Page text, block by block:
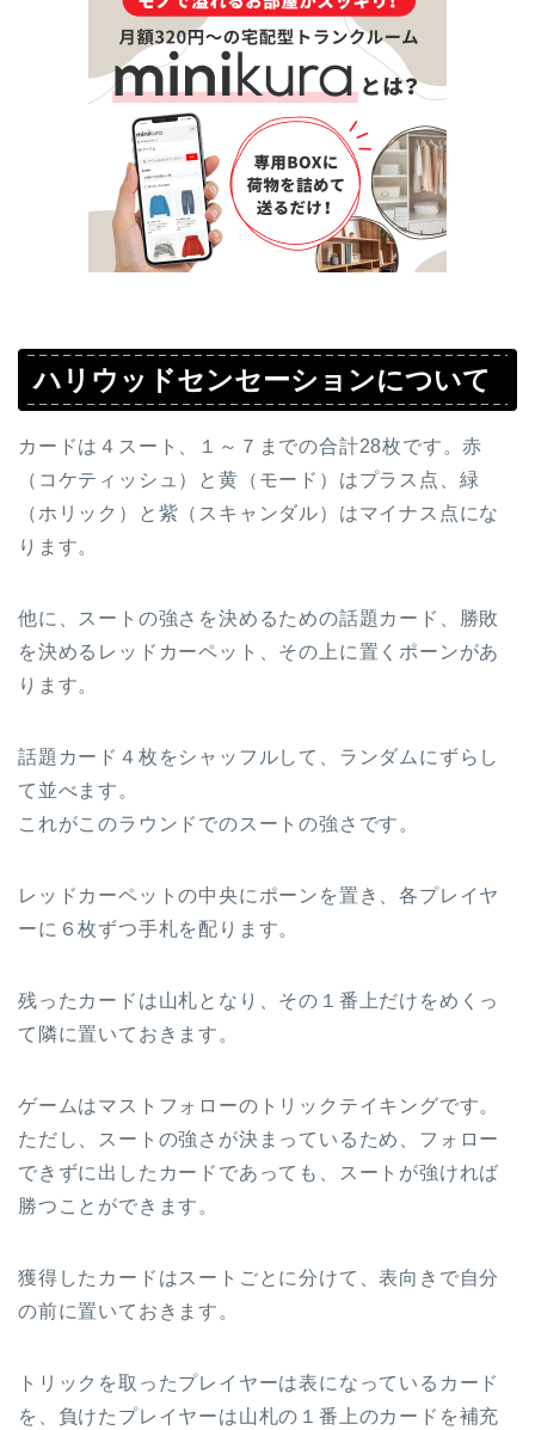
ハリウッドセンセーションについて
カードは４スート、１～７までの合計28枚です。赤
（コケティッシュ）と黄（モード）はプラス点、緑
（ホリック）と紫（スキャンダル）はマイナス点にな
ります。
他に、スートの強さを決めるための話題カード、勝敗
を決めるレッドカーペット、その上に置くポーンがあ
ります。
話題カード４枚をシャッフルして、ランダムにずらし
て並べます。
これがこのラウンドでのスートの強さです。
レッドカーペットの中央にポーンを置き、各プレイヤ
ーに６枚ずつ手札を配ります。
残ったカードは山札となり、その１番上だけをめくっ
て隣に置いておきます。
ゲームはマストフォローのトリックテイキングです。
ただし、スートの強さが決まっているため、フォロー
できずに出したカードであっても、スートが強ければ
勝つことができます。
獲得したカードはスートごとに分けて、表向きで自分
の前に置いておきます。
トリックを取ったプレイヤーは表になっているカード
を、負けたプレイヤーは山札の１番上のカードを補充